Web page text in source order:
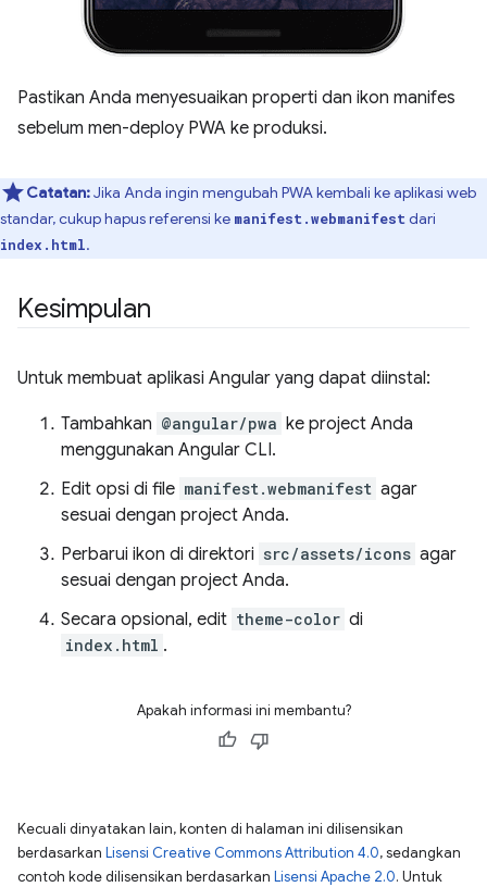
Pastikan Anda menyesuaikan properti dan ikon manifes
sebelum men-deploy PWA ke produksi.
Catatan:Jika Anda ingin mengubah PWA kembali ke aplikasi web
standar, cukup hapus referensi ke manifest.webmanifest dari
index.html.
Kesimpulan
Untuk membuat aplikasi Angular yang dapat diinstal:
Tambahkan @angular/pwa ke project Anda
menggunakan Angular CLI.
Edit opsi di file manifest.webmanifest agar
sesuai dengan project Anda.
Perbarui ikon di direktori src/assets/icons agar
sesuai dengan project Anda.
Secara opsional, edit theme-color di
index.html .
Apakah informasi ini membantu?
Kecuali dinyatakan lain, konten di halaman ini dilisensikan
berdasarkan Lisensi Creative Commons Attribution 4.0, sedangkan
contoh kode dilisensikan berdasarkan Lisensi Apache 2.0. Untuk